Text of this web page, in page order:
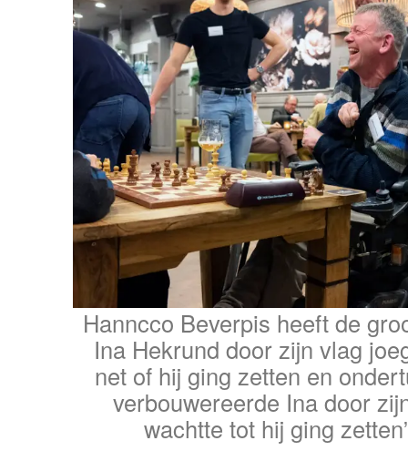
Hanncco Beverpis heeft de
Ina Hekrund door zijn vlag
net of hij ging zetten en
verbouwereerde Ina door
wachtte tot hij ging